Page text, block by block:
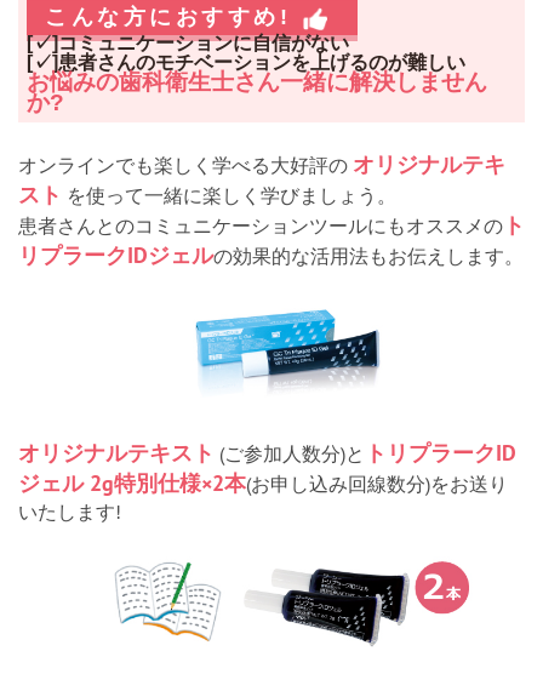
こんな方におすすめ!
[✓]コミュニケーションに自信がない
[✓]患者さんのモチベーションを上げるのが難しい
お悩みの歯科衛生士さん一緒に解決しません
か?
オンラインでも楽しく学べる大好評の オリジナルテキ
スト を使って一緒に楽しく学びましょう。
患者さんとのコミュニケーションツールにもオススメの ト
リプラークIDジェルの効果的な活用法もお伝えします。
オリジナルテキスト (ご参加人数分)と トリプラークID
ジェル 2g特別仕様×2本(お申し込み回線数分)をお送り
いたします!